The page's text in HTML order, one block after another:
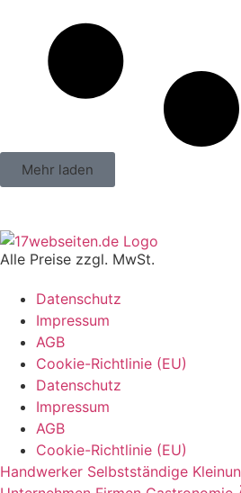
Mehr laden
Alle Preise zzgl. MwSt.
Datenschutz
Impressum
AGB
Cookie-Richtlinie (EU)
Datenschutz
Impressum
AGB
Cookie-Richtlinie (EU)
Handwerker Selbstständige